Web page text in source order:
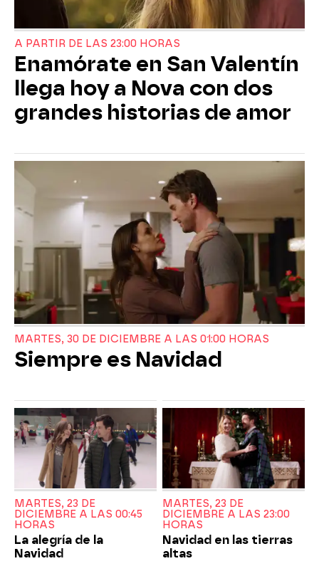
A PARTIR DE LAS 23:00 HORAS
Enamórate en San Valentín
llega hoy a Nova con dos
grandes historias de amor
MARTES, 30 DE DICIEMBRE A LAS 01:00 HORAS
Siempre es Navidad
MARTES, 23 DE
DICIEMBRE A LAS 00:45
HORAS
La alegría de la
Navidad
MARTES, 23 DE
DICIEMBRE A LAS 23:00
HORAS
Navidad en las tierras
altas